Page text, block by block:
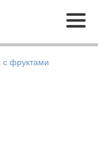
Меню
с фруктами